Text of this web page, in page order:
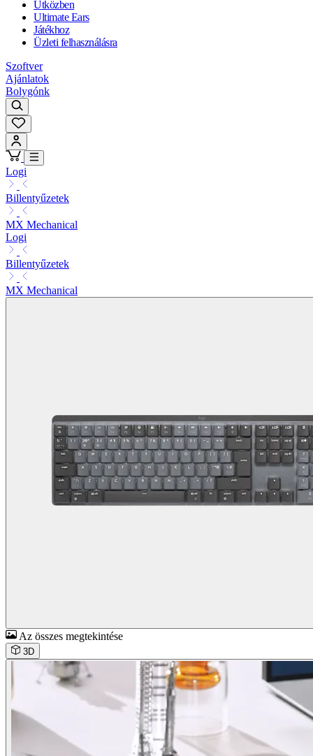
Útközben
Ultimate Ears
Játékhoz
Üzleti felhasználásra
Szoftver
Ajánlatok
Bolygónk
Logi
Billentyűzetek
MX Mechanical
Logi
Billentyűzetek
MX Mechanical
Az összes megtekintése
3D